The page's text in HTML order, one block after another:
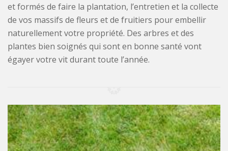
et formés de faire la plantation, l’entretien et la collecte
de vos massifs de fleurs et de fruitiers pour embellir
naturellement votre propriété. Des arbres et des
plantes bien soignés qui sont en bonne santé vont
égayer votre vit durant toute l’année.